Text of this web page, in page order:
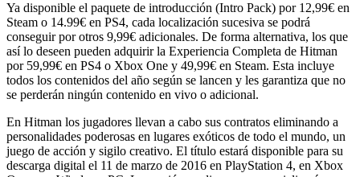
Ya disponible el paquete de introducción (Intro Pack) por 12,99€ en
Steam o 14.99€ en PS4, cada localización sucesiva se podrá
conseguir por otros 9,99€ adicionales. De forma alternativa, los que
así lo deseen pueden adquirir la Experiencia Completa de Hitman
por 59,99€ en PS4 o Xbox One y 49,99€ en Steam. Esta incluye
todos los contenidos del año según se lancen y les garantiza que no
se perderán ningún contenido en vivo o adicional.
En Hitman los jugadores llevan a cabo sus contratos eliminando a
personalidades poderosas en lugares exóticos de todo el mundo, un
juego de acción y sigilo creativo. El título estará disponible para su
descarga digital el 11 de marzo de 2016 en PlayStation 4, en Xbox